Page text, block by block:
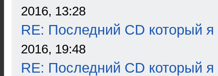
2016, 13:28
RE: Последний CD который я
2016, 19:48
RE: Последний CD который я